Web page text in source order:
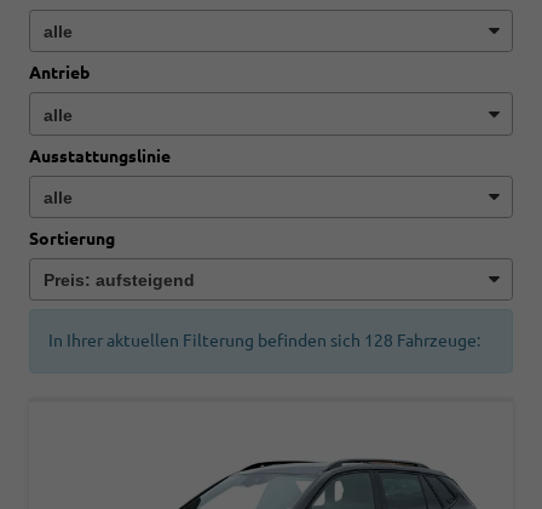
Antrieb
Ausstattungslinie
Sortierung
In Ihrer aktuellen Filterung befinden sich 128 Fahrzeuge: